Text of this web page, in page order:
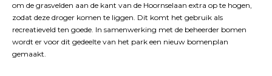
om de grasvelden aan de kant van de Hoornselaan extra op te hogen,
zodat deze droger komen te liggen. Dit komt het gebruik als
recreatieveld ten goede. In samenwerking met de beheerder bomen
wordt er voor dit gedeelte van het park een nieuw bomenplan
gemaakt.